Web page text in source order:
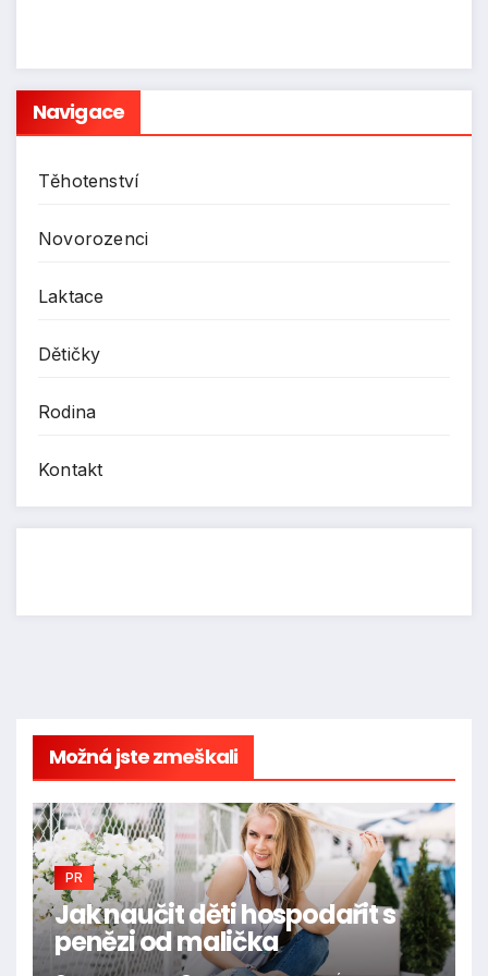
Navigace
Těhotenství
Novorozenci
Laktace
Dětičky
Rodina
Kontakt
Možná jste zmeškali
PR
Jak naučit děti hospodařit s
penězi od malička